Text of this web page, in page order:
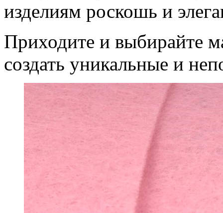
изделиям роскошь и
Приходите и выбирайте
создать уникальные и